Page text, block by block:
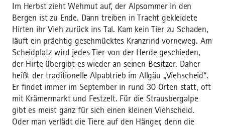
Im Herbst zieht Wehmut auf, der Alpsommer in den
Bergen ist zu Ende. Dann treiben in Tracht gekleidete
Hirten ihr Vieh zurück ins Tal. Kam kein Tier zu Schaden,
läuft ein prächtig geschmücktes Kranzrind vorneweg. Am
Scheidplatz wird jedes Tier von der Herde geschieden,
der Hirte übergibt es wieder an seinen Besitzer. Daher
heißt der traditionelle Alpabtrieb im Allgäu „Viehscheid“.
Er findet immer im September in rund 30 Orten statt, oft
mit Krämermarkt und Festzelt. Für die Strausbergalpe
gibt es meist ganz für sich einen kleinen Viehscheid.
Oder man verlädt die Tiere auf den Hänger, denn die